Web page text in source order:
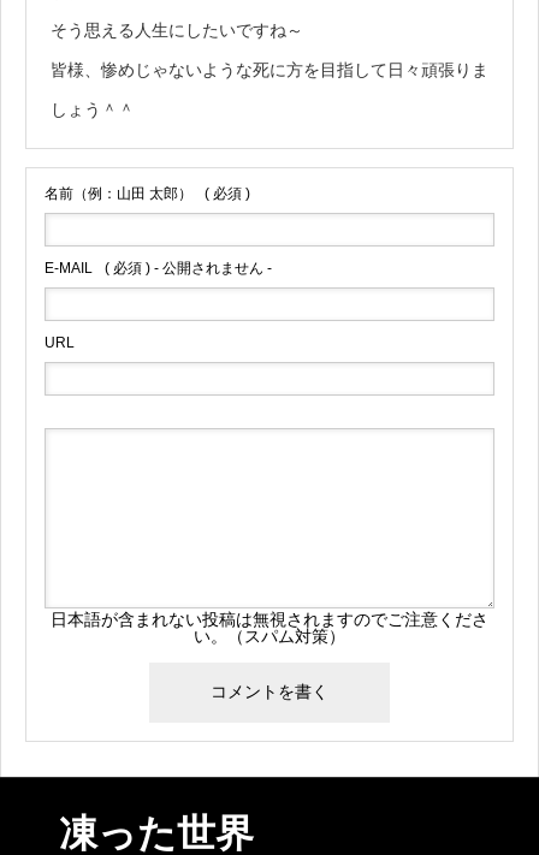
そう思える人生にしたいですね～
皆様、惨めじゃないような死に方を目指して日々頑張りま
しょう＾＾
名前（例：山田 太郎） ( 必須 )
E-MAIL ( 必須 ) - 公開されません -
URL
日本語が含まれない投稿は無視されますのでご注意くださ
い。（スパム対策）
凍った世界